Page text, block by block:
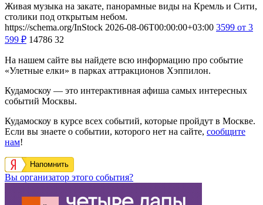
Живая музыка на закате, панорамные виды на Кремль и Сити,
столики под открытым небом.
https://schema.org/InStock 2026-08-06T00:00:00+03:00 3599 от 3
599 ₽ 14786 32
На нашем сайте вы найдете всю информацию про событие
«Улетные елки» в парках аттракционов Хэппилон.
Кудамоскоу — это интерактивная афиша самых интересных
событий Москвы.
Кудамоскоу в курсе всех событий, которые пройдут в Москве.
Если вы знаете о событии, которого нет на сайте, сообщите
нам!
Напомнить
Вы организатор этого события?